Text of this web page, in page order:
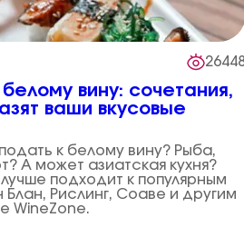
вину: сочетания,
ваши вкусовые
к белому вину? Рыба,
А может азиатская кухня?
подходит к популярным
Рислинг, Соаве и другим
WineZone.